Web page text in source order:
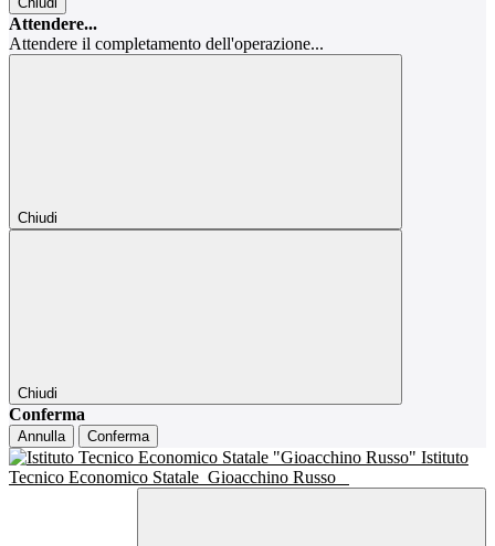
Attendere...
Attendere il completamento dell'operazione...
Chiudi
Chiudi
Conferma
Annulla Conferma
Istituto
Tecnico Economico Statale Gioacchino Russo